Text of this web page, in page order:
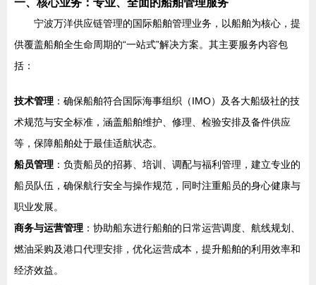
宁波万洋供应链管理的国际船舶管理业务，以船舶为核心，提
供覆盖船舶全生命周期的“一站式”解决方案。其主要服务内容包
括：
技术管理 ：确保船舶符合国际海事组织（IMO）及各大船级社的技
术规范与安全标准，涵盖船舶维护、修理、检验安排及备件供应
等，保障船舶处于最佳适航状态。
船员管理 ：负责船员的招募、培训、调配与福利管理，建立专业的
船员队伍，确保航行安全与操作规范，同时注重船员的身心健康与
职业发展。
商务与运营管理 ：协助船东进行船舶的日常运营调度、航线规划、
燃油采购及港口代理安排，优化运营成本，提升船舶的利用效率和
经济效益。